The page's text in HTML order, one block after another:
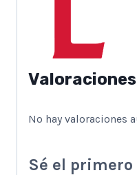
Valoraciones
No hay valoraciones
Sé el